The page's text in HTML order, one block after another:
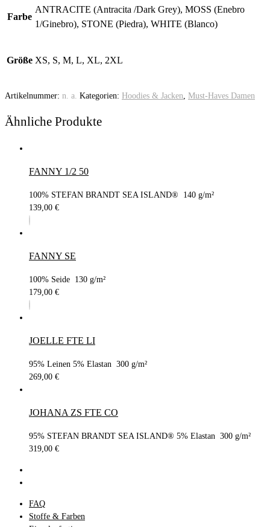
Farbe
ANTRACITE (Antracita /Dark Grey), MOSS (Enebro
1/Ginebro), STONE (Piedra), WHITE (Blanco)
Größe XS, S, M, L, XL, 2XL
Artikelnummer: n. a. Kategorien: Hoodies & Jacken, Must-Haves Damen
Ähnliche Produkte
FANNY 1/2 50
100% STEFAN BRANDT SEA ISLAND® 140 g/m²
139,00 €
FANNY SE
100% Seide 130 g/m²
179,00 €
JOELLE FTE LI
95% Leinen 5% Elastan 300 g/m²
269,00 €
JOHANA ZS FTE CO
95% STEFAN BRANDT SEA ISLAND® 5% Elastan 300 g/m²
319,00 €
FAQ
Stoffe & Farben